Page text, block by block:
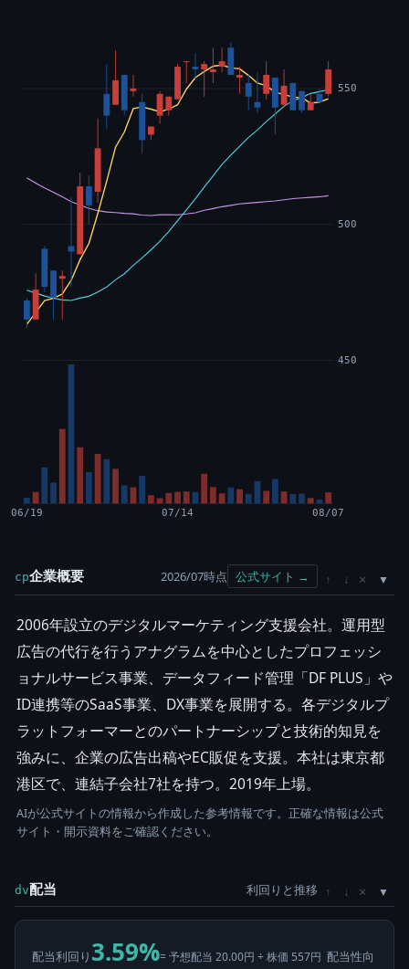
450
500
550
06/19 07/14 08/07
cp企業概要 2026/07時点 公式サイト → ↑ ↓ ×
2006年設立のデジタルマーケティング支援会社。運用型
広告の代行を行うアナグラムを中心としたプロフェッシ
ョナルサービス事業、データフィード管理「DF PLUS」や
ID連携等のSaaS事業、DX事業を展開する。各デジタルプ
ラットフォーマーとのパートナーシップと技術的知見を
強みに、企業の広告出稿やEC販促を支援。本社は東京都
港区で、連結子会社7社を持つ。2019年上場。
AIが公式サイトの情報から作成した参考情報です。正確な情報は公式
サイト・開示資料をご確認ください。
dv配当 利回りと推移 ↑ ↓ ×
配当利回り 3.59%= 予想配当 20.00円 ÷ 株価 557円 配当性向